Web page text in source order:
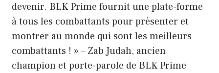
devenir. BLK Prime fournit une plate-forme
à tous les combattants pour présenter et
montrer au monde qui sont les meilleurs
combattants ! » – Zab Judah, ancien
champion et porte-parole de BLK Prime